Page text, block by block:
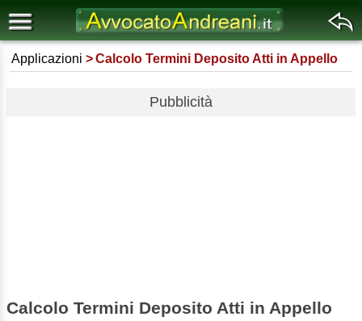
Applicazioni Calcolo Termini Deposito Atti in Appello
Pubblicità
Calcolo Termini Deposito Atti in Appello